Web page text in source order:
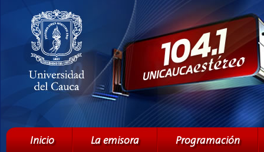
Menú principal
Inicio La emisora Programación